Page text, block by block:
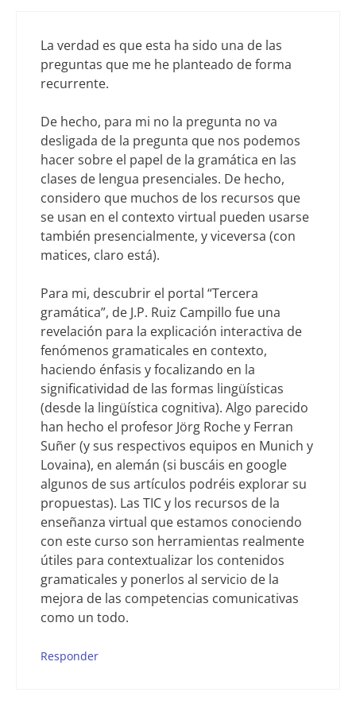
La verdad es que esta ha sido una de las
preguntas que me he planteado de forma
recurrente.
De hecho, para mi no la pregunta no va
desligada de la pregunta que nos podemos
hacer sobre el papel de la gramática en las
clases de lengua presenciales. De hecho,
considero que muchos de los recursos que
se usan en el contexto virtual pueden usarse
también presencialmente, y viceversa (con
matices, claro está).
Para mi, descubrir el portal “Tercera
gramática”, de J.P. Ruiz Campillo fue una
revelación para la explicación interactiva de
fenómenos gramaticales en contexto,
haciendo énfasis y focalizando en la
significatividad de las formas lingüísticas
(desde la lingüística cognitiva). Algo parecido
han hecho el profesor Jörg Roche y Ferran
Suñer (y sus respectivos equipos en Munich y
Lovaina), en alemán (si buscáis en google
algunos de sus artículos podréis explorar su
propuestas). Las TIC y los recursos de la
enseñanza virtual que estamos conociendo
con este curso son herramientas realmente
útiles para contextualizar los contenidos
gramaticales y ponerlos al servicio de la
mejora de las competencias comunicativas
como un todo.
Responder